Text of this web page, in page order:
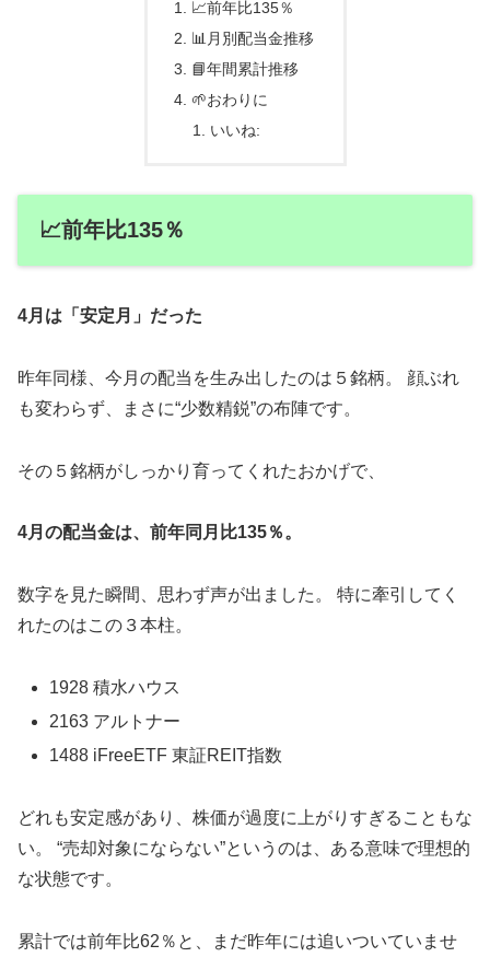
📈前年比135％
📊月別配当金推移
📘年間累計推移
🌱おわりに
いいね:
📈前年比135％
4月は「安定月」だった
昨年同様、今月の配当を生み出したのは５銘柄。 顔ぶれ
も変わらず、まさに“少数精鋭”の布陣です。
その５銘柄がしっかり育ってくれたおかげで、
4月の配当金は、前年同月比135％。
数字を見た瞬間、思わず声が出ました。 特に牽引してく
れたのはこの３本柱。
1928 積水ハウス
2163 アルトナー
1488 iFreeETF 東証REIT指数
どれも安定感があり、株価が過度に上がりすぎることもな
い。 “売却対象にならない”というのは、ある意味で理想的
な状態です。
累計では前年比62％と、まだ昨年には追いついていませ